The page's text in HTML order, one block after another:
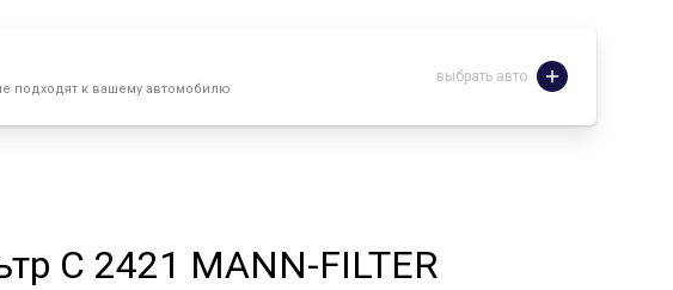
подходят к вашему автомобилю
выбрать авто
C 2421 MANN-FILTER